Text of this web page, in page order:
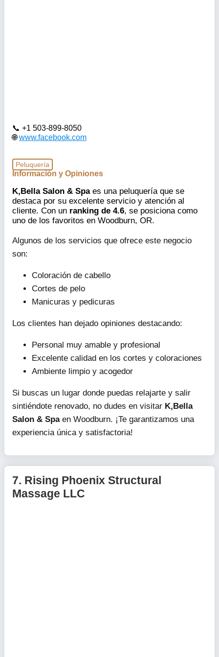
+1 503-899-8050
www.facebook.com
Peluquería
Información y Opiniones
K,Bella Salon & Spaes una peluquería que se
destaca por su excelente servicio y atención al
cliente. Con un ranking de 4.6, se posiciona como
uno de los favoritos en Woodburn, OR.
Algunos de los servicios que ofrece este negocio
son:
Coloración de cabello
Cortes de pelo
Manicuras y pedicuras
Los clientes han dejado opiniones destacando:
Personal muy amable y profesional
Excelente calidad en los cortes y coloraciones
Ambiente limpio y acogedor
Si buscas un lugar donde puedas relajarte y salir
sintiéndote renovado, no dudes en visitar K,Bella
Salon & Spaen Woodburn. ¡Te garantizamos una
experiencia única y satisfactoria!
7. Rising Phoenix Structural
Massage LLC